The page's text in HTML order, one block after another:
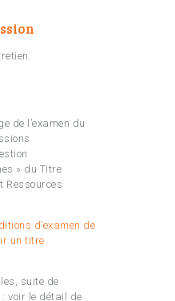
de l’examen du
» du Titre
Ressources
d’examen de
un titre
suite de
voir le détail de